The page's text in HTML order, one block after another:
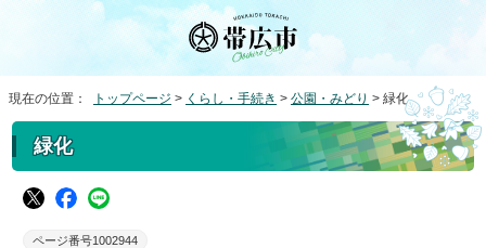
現在の位置： トップページ > くらし・手続き > 公園・みどり > 緑化
緑化
ページ番号1002944